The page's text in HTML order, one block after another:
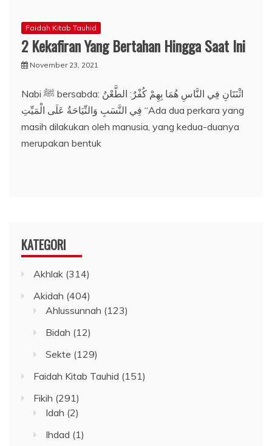
Faidah Kitab Tauhid
2 Kekafiran Yang Bertahan Hingga Saat Ini
November 23, 2021
Nabi ﷺ bersabda: اثْنَتَانِ فِي النَّاسِ هُمَا بِهِمْ كُفْرٌ: الطَّعْنُ
فِي النَّسَبِ وَالنِّيَاحَةُ عَلَى الْمَيِّتِ “Ada dua perkara yang
masih dilakukan oleh manusia, yang kedua-duanya
merupakan bentuk
KATEGORI
Akhlak (314)
Akidah (404)
Ahlussunnah (123)
Bidah (12)
Sekte (129)
Faidah Kitab Tauhid (151)
Fikih (291)
Idah (2)
Ihdad (1)